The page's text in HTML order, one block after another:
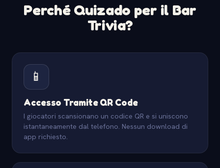
Perché Quizado per il Bar
Trivia?
📱
Accesso Tramite QR Code
I giocatori scansionano un codice QR e si uniscono
istantaneamente dal telefono. Nessun download di
app richiesto.